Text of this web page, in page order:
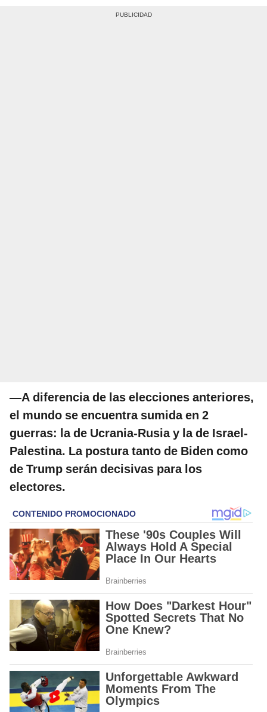
—A diferencia de las elecciones anteriores,
el mundo se encuentra sumida en 2
guerras: la de Ucrania-Rusia y la de Israel-
Palestina. La postura tanto de Biden como
de Trump serán decisivas para los
electores.